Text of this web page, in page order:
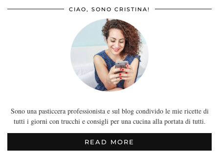
CIAO, SONO CRISTINA!
Sono una pasticcera professionista e sul blog condivido le mie ricette di
tutti i giorni con trucchi e consigli per una cucina alla portata di tutti.
READ MORE